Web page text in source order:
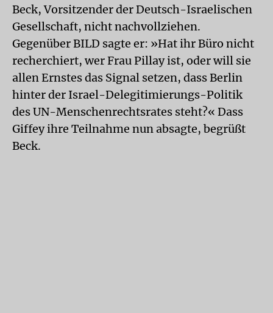
Beck, Vorsitzender der Deutsch-Israelischen
Gesellschaft, nicht nachvollziehen.
Gegenüber BILD sagte er: »Hat ihr Büro nicht
recherchiert, wer Frau Pillay ist, oder will sie
allen Ernstes das Signal setzen, dass Berlin
hinter der Israel-Delegitimierungs-Politik
des UN-Menschenrechtsrates steht?« Dass
Giffey ihre Teilnahme nun absagte, begrüßt
Beck.